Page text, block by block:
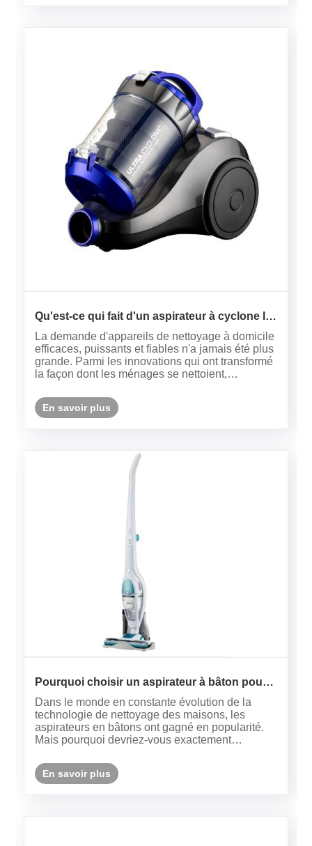
Qu'est-ce qui fait d'un aspirateur à cyclone le
choix plus intelligent pour les maisons
modernes?
La demande d'appareils de nettoyage à domicile
efficaces, puissants et fiables n'a jamais été plus
grande. Parmi les innovations qui ont transformé
la façon dont les ménages se nettoient,
Contrairement aux modèles traditionnels qui
dépendent de sacs jetables pour ......
En savoir plus
Pourquoi choisir un aspirateur à bâton pour
vos besoins de nettoyage de la maison?
Dans le monde en constante évolution de la
technologie de nettoyage des maisons, les
aspirateurs en bâtons ont gagné en popularité.
Mais pourquoi devriez-vous exactement
modèles verticaux traditionnels ou de cartouche?
Cet article plonge profondément dans la ......
En savoir plus